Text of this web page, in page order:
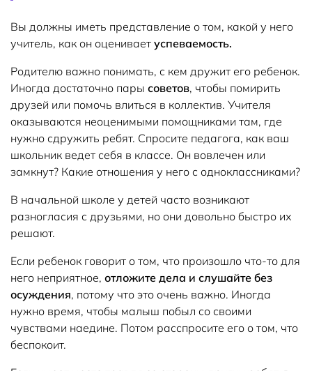
Вы должны иметь представление о том, какой у него
учитель, как он оценивает успеваемость.
Родителю важно понимать, с кем дружит его ребенок.
Иногда достаточно пары советов, чтобы помирить
друзей или помочь влиться в коллектив. Учителя
оказываются неоценимыми помощниками там, где
нужно сдружить ребят. Спросите педагога, как ваш
школьник ведет себя в классе. Он вовлечен или
замкнут? Какие отношения у него с одноклассниками?
В начальной школе у ​​детей часто возникают
разногласия с друзьями, но они довольно быстро их
решают.
Если ребенок говорит о том, что произошло что-то для
него неприятное, отложите дела и слушайте без
осуждения, потому что это очень важно. Иногда
нужно время, чтобы малыш побыл со своими
чувствами наедине. Потом расспросите его о том, что
беспокоит.